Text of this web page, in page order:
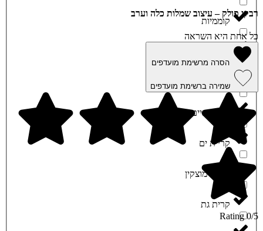
קוממיות
קריית ביאליק
קריית חיים
קריית ים
קריית מוצקין
קרית גת
רבקי פולק – עיצוב שמלות כלה וערב
כל אחת היא השראה
הסרה מרשימת מועדפים
שמירה ברשימת מועדפים
0/5 Rating